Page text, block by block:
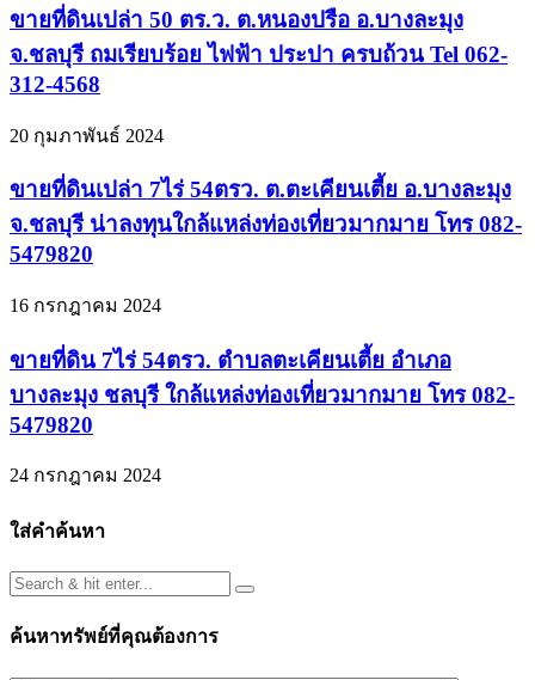
ขายที่ดินเปล่า 50 ตร.ว. ต.หนองปรือ อ.บางละมุง
จ.ชลบุรี ถมเรียบร้อย ไฟฟ้า ประปา ครบถ้วน Tel 062-
312-4568
20 กุมภาพันธ์ 2024
ขายที่ดินเปล่า 7ไร่ 54ตรว. ต.ตะเคียนเตี้ย อ.บางละมุง
จ.ชลบุรี น่าลงทุนใกล้แหล่งท่องเที่ยวมากมาย โทร 082-
5479820
16 กรกฎาคม 2024
ขายที่ดิน 7ไร่ 54ตรว. ตำบลตะเคียนเตี้ย อำเภอ
บางละมุง ชลบุรี ใกล้แหล่งท่องเที่ยวมากมาย โทร 082-
5479820
24 กรกฎาคม 2024
ใส่คำค้นหา
ค้นหาทรัพย์ที่คุณต้องการ